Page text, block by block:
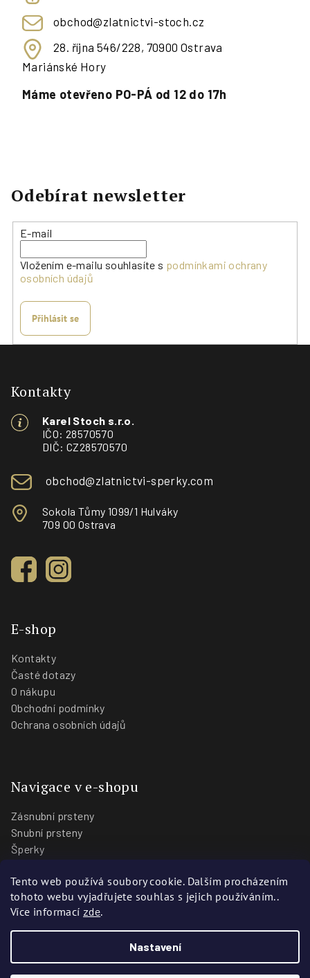
Tento web používá soubory cookie. Dalším procházením
tohoto webu vyjadřujete souhlas s jejich používáním..
Více informací zde.
Nastavení
obchod@zlatnictvi-stoch.cz
28. října 546/228, 70900 Ostrava
Mariánské Hory
Máme otevřeno PO-PÁ od 12 do 17h
Odebírat newsletter
E-mail
Vložením e-mailu souhlasíte s podmínkami ochrany
osobních údajů
Přihlásit se
Kontakty
Karel Stoch s.r.o.
IČO: 28570570
DIČ: CZ28570570
obchod@zlatnictvi-sperky.com
Sokola Tůmy 1099/1 Hulváky
709 00 Ostrava
E-shop
Kontakty
Časté dotazy
O nákupu
Obchodní podmínky
Ochrana osobních údajů
Navigace v e-shopu
Zásnubní prsteny
Snubní prsteny
Šperky
Blog
Prodejny
Zlatnictví Stoch. Všechna práva vyhrazena.
VytvořiliWebotvůrci.cz